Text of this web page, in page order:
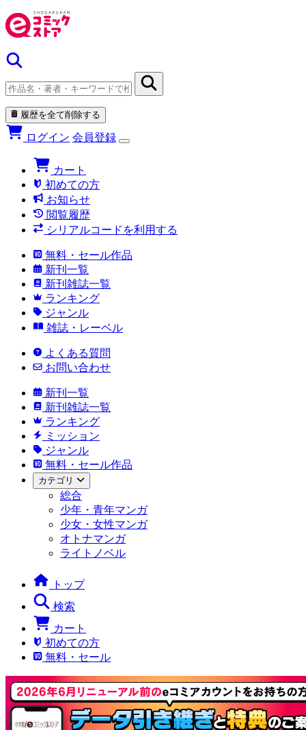
履歴を全て削除する
ログイン 会員登録
カート
初めての方
お知らせ
閲覧履歴
シリアルコードを利用する
無料・セール作品
新刊一覧
新刊雑誌一覧
ランキング
ジャンル
雑誌・レーベル
よくある質問
お問い合わせ
新刊一覧
新刊雑誌一覧
ランキング
ミッション
ジャンル
無料・セール作品
カテゴリ
総合
少年・青年マンガ
少女・女性マンガ
オトナマンガ
ライトノベル
トップ
検索
カート
初めての方
無料・セール